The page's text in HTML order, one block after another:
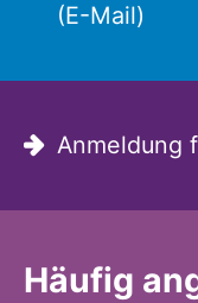
Häufig
(E-Mail)
Anmeldung